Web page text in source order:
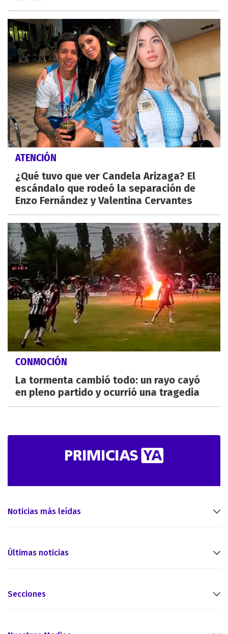
ATENCIÓN
¿Qué tuvo que ver Candela Arizaga? El
escándalo que rodeó la separación de
Enzo Fernández y Valentina Cervantes
CONMOCIÓN
La tormenta cambió todo: un rayo cayó
en pleno partido y ocurrió una tragedia
Noticias más leídas
Últimas noticias
Secciones